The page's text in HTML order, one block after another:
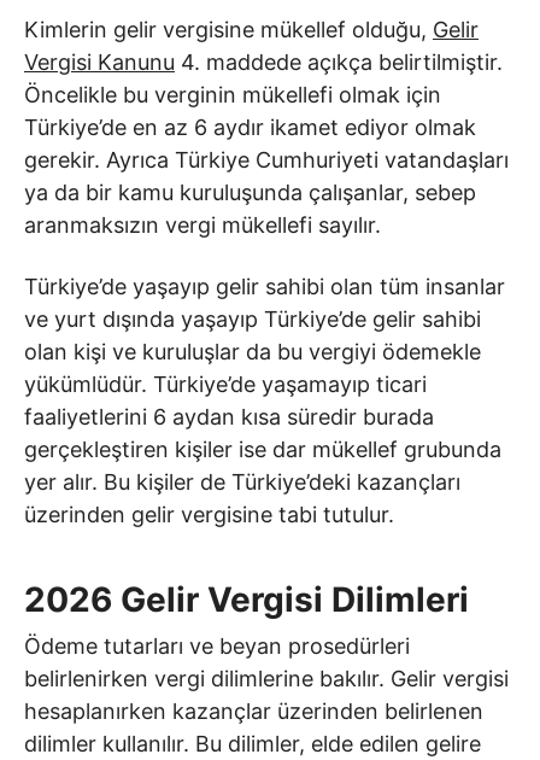
Kimlerin gelir vergisine mükellef olduğu, Gelir
Vergisi Kanunu 4. maddede açıkça belirtilmiştir.
Öncelikle bu verginin mükellefi olmak için
Türkiye’de en az 6 aydır ikamet ediyor olmak
gerekir. Ayrıca Türkiye Cumhuriyeti vatandaşları
ya da bir kamu kuruluşunda çalışanlar, sebep
aranmaksızın vergi mükellefi sayılır.
Türkiye’de yaşayıp gelir sahibi olan tüm insanlar
ve yurt dışında yaşayıp Türkiye’de gelir sahibi
olan kişi ve kuruluşlar da bu vergiyi ödemekle
yükümlüdür. Türkiye’de yaşamayıp ticari
faaliyetlerini 6 aydan kısa süredir burada
gerçekleştiren kişiler ise dar mükellef grubunda
yer alır. Bu kişiler de Türkiye’deki kazançları
üzerinden gelir vergisine tabi tutulur.
2026 Gelir Vergisi Dilimleri
Ödeme tutarları ve beyan prosedürleri
belirlenirken vergi dilimlerine bakılır. Gelir vergisi
hesaplanırken kazançlar üzerinden belirlenen
dilimler kullanılır. Bu dilimler, elde edilen gelire